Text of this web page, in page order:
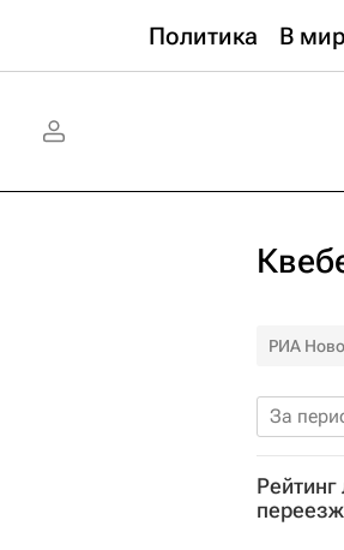
Политика В
РИА
За